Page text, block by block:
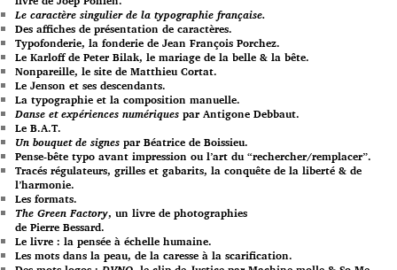
Le caractère singulier de la typographie française.
Des affiches de présentation de caractères.
Typofonderie, la fonderie de Jean François Porchez.
Le Karloff de Peter Bilak, le mariage de la belle & la bête.
Nonpareille, le site de Matthieu Cortat.
Le Jenson et ses descendants.
La typographie et la composition manuelle.
Danse et expériences numériques par Antigone Debbaut.
Le B.A.T.
Un bouquet de signes par Béatrice de Boissieu.
Pense-bête typo avant impression ou l’art du “rechercher/remplacer”.
Tracés régulateurs, grilles et gabarits, la conquête de la liberté & de
l’harmonie.
Les formats.
The Green Factory, un livre de photographies
de Pierre Bessard.
Le livre : la pensée à échelle humaine.
Les mots dans la peau, de la caresse à la scarification.